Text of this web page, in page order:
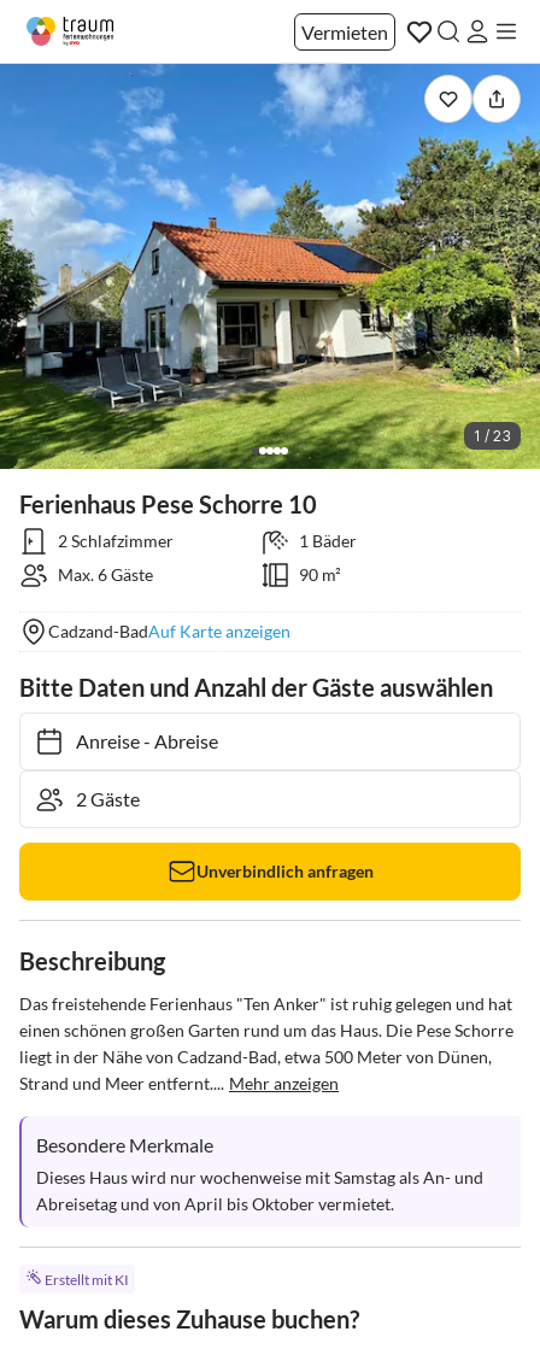
Vermieten
1 / 23
Ferienhaus Pese Schorre 10
2 Schlafzimmer
1 Bäder
Max. 6 Gäste
90 m²
Cadzand-BadAuf Karte anzeigen
Bitte Daten und Anzahl der Gäste auswählen
Anreise- Abreise
Unverbindlich anfragen
Beschreibung
Das freistehende Ferienhaus "Ten Anker" ist ruhig gelegen und hat
einen schönen großen Garten rund um das Haus. Die Pese Schorre
liegt in der Nähe von Cadzand-Bad, etwa 500 Meter von Dünen,
Strand und Meer entfernt.... Mehr anzeigen
Besondere Merkmale
Dieses Haus wird nur wochenweise mit Samstag als An- und
Abreisetag und von April bis Oktober vermietet.
Erstellt mit KI
Warum dieses Zuhause buchen?